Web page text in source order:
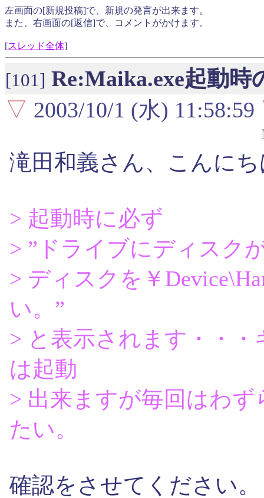
左画面の[新規投稿]で、新規の発言が出来ます。
また、右画面の[返信]で、コメントがかけます。
[スレッド全体]
[101] Re:Maika.exe起動時
▽ 2003/10/1 (水) 11:58:59
滝田和義さん、こんに
> 起動時に必ず
> ”ドライブにディスク
> ディスクを￥
い。”
> と表示されます・・
は起動
> 出来ますが毎回はわ
たい。
確認をさせてください。